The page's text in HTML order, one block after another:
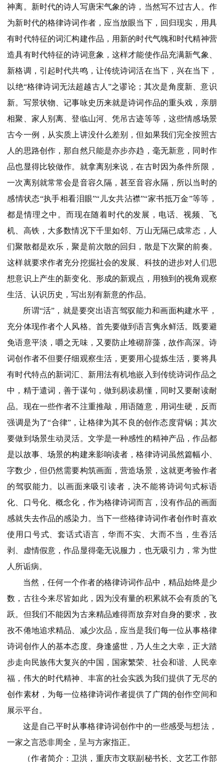
神离。新时代的诗人写唐宋气象的诗，当然写不过古人。作
为新时代的格律诗词作者，应当放眼当下，回归现实，用具
有时代特征的词汇构建作品，用新的时代气魄和时代精神营
造具有时代特征的诗词意象，这样才能使作品充满新气象、
新格调，引起时代共鸣，让传统诗词活在当下，兴在当下，
以绝“格律诗词无法超越古人”之谬论；其次是角度新、意识
新。写景状物、记事咏史历来就是诗词作品的重头戏，亲朋
相聚、家人别离、登临山河、凭吊古迹等等，这些情感场景
古今一例，从实质上讲没什么差别，但如果我们完全按照古
人的思路创作，那自然只能是亦步亦趋，毫无新意，同时作
品也显得比较做作。就拿离别来说，在古时因为条件所限，
一次离别就常常会是音容久隔，甚至音容永隔，所以当时的
感情状态“执手相看泪眼”“儿女共沾襟”“家书抵万金”等等，
都是情理之中。而现在随着时代的发展，电话、视频、飞
机、高铁，大多数情况下千里如邻、万山无隔已成常态，人
们聚散都是欢乐，聚是前次散的回归，散是下次聚的前奏。
这样就要求作者充分挖掘社会的发展、科技的进步对人们思
想意识上产生的新变化、形成的新观点，用独到的视角观察
生活、认识历史，写出别有新意的作品。
所谓“活”，就是要突出语言驾驭能力和画面构建水平，
充分体现作者个人风格。首先要做到语言隽永鲜活。既要避
免语意平淡，嚼之无味，又要防止堆砌辞藻，故作高深。诗
词创作者不但要仔细观察生活，更要用心提炼生活，要将具
有时代特点的新词汇、新用法有机地嵌入到传统诗词作品之
中，精于遣词，善于谋句，做到易读易懂，同时又要耐读耐
品。现在一些作者不注重推敲，用语随意，用词生硬，反而
强调是为了“合律”，让格律为其不良的创作态度背锅；其次
要做到场景生动灵活。文学是一种感性的精神产品，作品都
是以故事、场景的构建来影响读者，格律诗词虽然篇幅小、
字数少，但仍然需要构筑画面，营造场景，这就更考验作者
的驾驭能力。以画面来吸引读者，决不能将诗词句式标语
化、口号化、概念化，作为格律诗词而言，没有作品的画面
感就失去作品的感染力。当下一些格律诗词作者创作时喜欢
使用口号式、套话式语言，华而不实、大而不当，生吞活
剥、虚情假意，作品显得毫无说服力，也无吸引力，常为世
人所诟病。
当然，任何一个作者的格律诗词作品中，精品始终是少
数，古往今来尽皆如此，因为没有量的积累就不会有质的飞
跃。但我们不能因为古来精品难得而放弃对自身的要求，孜
孜不倦地追求精品、减少次品，应当是我们每一位从事格律
诗词创作人的基本态度。身逢盛世，乃人生之大幸，正大踏
步走向民族伟大复兴的中国，国家繁荣、社会和谐、人民幸
福，伟大的时代精神、丰富的社会实践为我们提供了无尽的
创作素材，为每一位格律诗词作者提供了广阔的创作空间和
展示平台。
这是自己平时从事格律诗词创作中的一些感受与想法，
一家之言恐非周全，呈与方家指正。
（作者简介：卫洪，重庆市文联副秘书长、文艺工作部